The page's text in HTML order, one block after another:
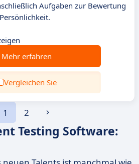
Aufgaben zur Bewertung
Mehr erfahren
Vergleichen Sie
1 2
Testing Software: